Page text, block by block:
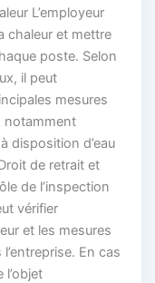
L’employeur
chaleur et mettre
poste. Selon
il peut
mesures
notamment
disposition d’eau
de retrait et
de l’inspection
vérifier
et les mesures
En cas
l’objet